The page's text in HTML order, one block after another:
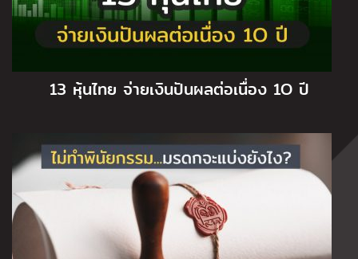
13 หุ้นไทย จ่ายเงินปันผลต่อเนื่อง 1O ปี